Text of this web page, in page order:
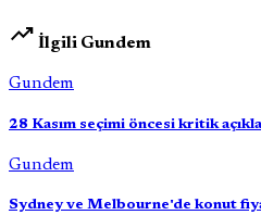
trending_up İlgili Gundem
Gundem
28 Kasım seçimi öncesi kritik
Gundem
Sydney ve Melbourne'de konut